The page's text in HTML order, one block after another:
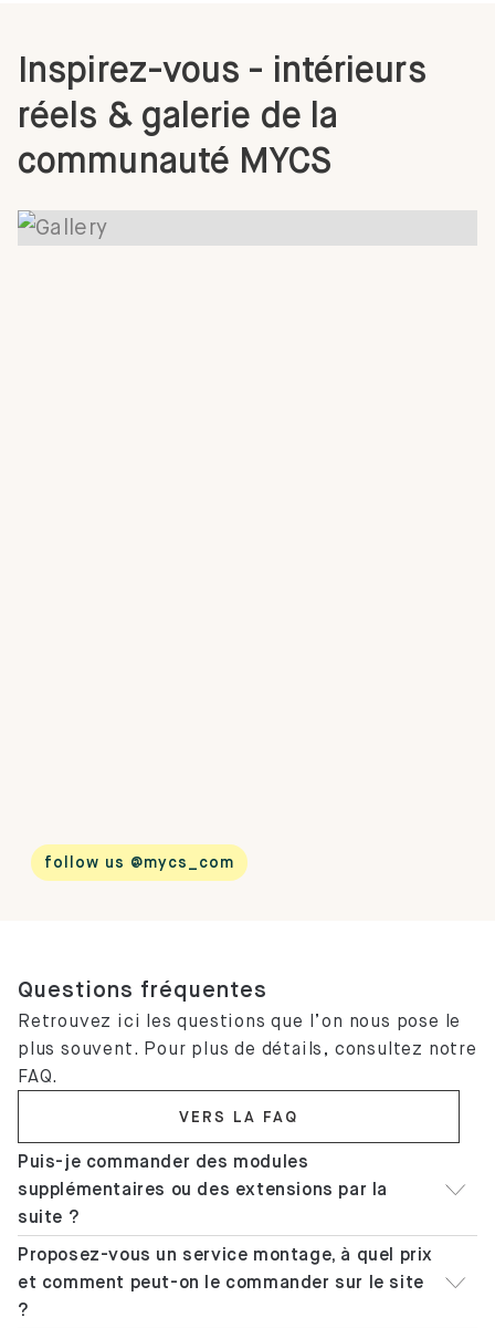
Inspirez-vous - intérieurs
réels & galerie de la
communauté MYCS
follow us @mycs_com
Questions fréquentes
Retrouvez ici les questions que l’on nous pose le
plus souvent. Pour plus de détails, consultez notre
FAQ.
VERS LA FAQ
Puis-je commander des modules
supplémentaires ou des extensions par la
suite ?
Proposez-vous un service montage, à quel prix
et comment peut-on le commander sur le site
?